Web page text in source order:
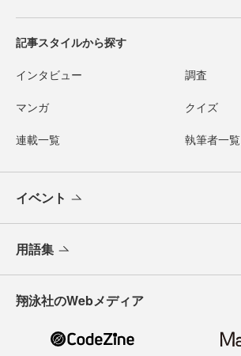
記事スタイルから探す
インタビュー 調査
マンガ クイズ
連載一覧 執筆者一覧
イベント
用語集
翔泳社のWebメディア